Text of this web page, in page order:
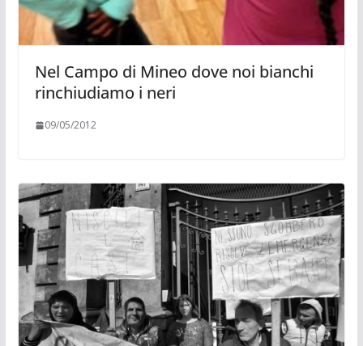
Nel Campo di Mineo dove noi bianchi
rinchiudiamo i neri
09/05/2012